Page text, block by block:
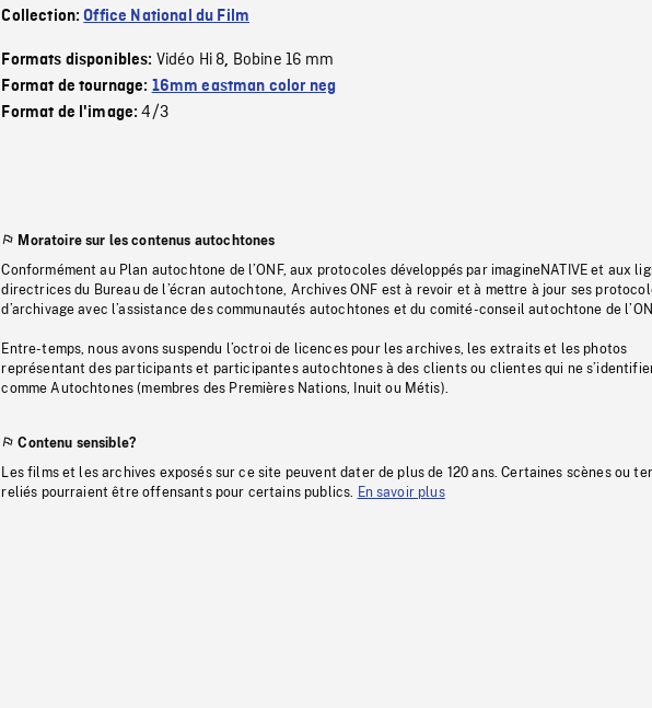
Collection:Office National du Film
Formats disponibles: Vidéo Hi 8, Bobine 16 mm
Format de tournage: 16mm eastman color neg
Format de l'image:4/3
Moratoire sur les contenus autochtones
Conformément au Plan autochtone de l’ONF, aux protocoles développés par imagineNATIVE et aux
directrices du Bureau de l’écran autochtone, Archives ONF est à revoir et à mettre à jour ses
d’archivage avec l’assistance des communautés autochtones et du comité-conseil autochtone de
Entre-temps, nous avons suspendu l’octroi de licences pour les archives, les extraits et les photos
représentant des participants et participantes autochtones à des clients ou clientes qui ne
comme Autochtones (membres des Premières Nations, Inuit ou Métis).
Contenu sensible?
Les films et les archives exposés sur ce site peuvent dater de plus de 120 ans. Certaines scènes ou
reliés pourraient être offensants pour certains publics. En savoir plus